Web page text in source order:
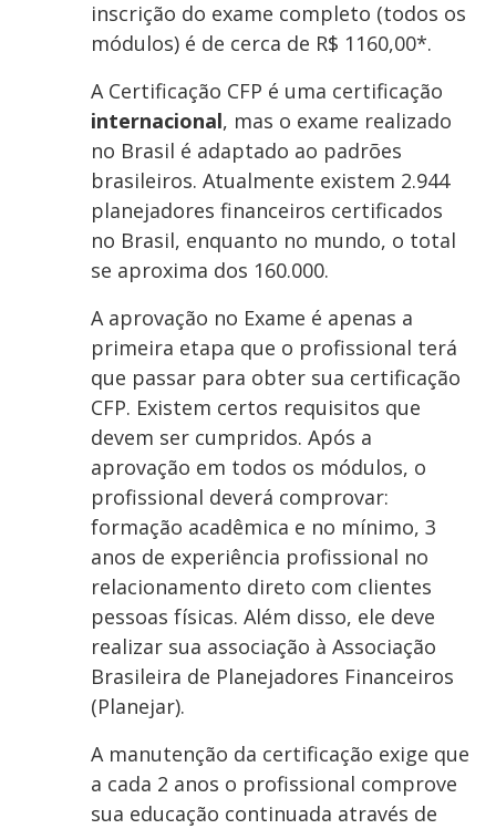
inscrição do exame completo (todos os
módulos) é de cerca de R$ 1160,00*.
A Certificação CFP é uma certificação
internacional, mas o exame realizado
no Brasil é adaptado ao padrões
brasileiros. Atualmente existem 2.944
planejadores financeiros certificados
no Brasil, enquanto no mundo, o total
se aproxima dos 160.000.
A aprovação no Exame é apenas a
primeira etapa que o profissional terá
que passar para obter sua certificação
CFP. Existem certos requisitos que
devem ser cumpridos. Após a
aprovação em todos os módulos, o
profissional deverá comprovar:
formação acadêmica e no mínimo, 3
anos de experiência profissional no
relacionamento direto com clientes
pessoas físicas. Além disso, ele deve
realizar sua associação à Associação
Brasileira de Planejadores Financeiros
(Planejar).
A manutenção da certificação exige que
a cada 2 anos o profissional comprove
sua educação continuada através de